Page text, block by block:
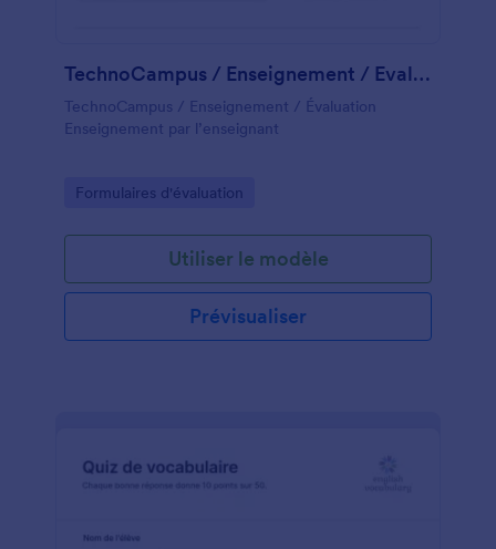
TechnoCampus / Enseignement / Evaluation Enseignement Par L’enseignant
TechnoCampus / Enseignement / Évaluation
Enseignement par l’enseignant
Go to Category:
Formulaires d'évaluation
Utiliser le modèle
Prévisualiser